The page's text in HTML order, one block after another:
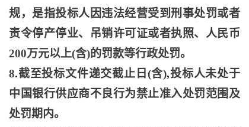
规，是指投标人因违法经营受到刑事处罚或者
责令停产停业、吊销许可证或者执照、人民币
200万元以上(含)的罚款等行政处罚。
8.截至投标文件递交截止日(含),投标人未处于
中国银行供应商不良行为禁止准入处罚范围及
处罚期内。